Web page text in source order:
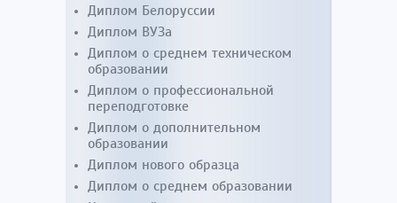
Диплом Белоруссии
Диплом ВУЗа
Диплом о среднем техническом
образовании
Диплом о профессиональной
переподготовке
Диплом о дополнительном
образовании
Диплом нового образца
Диплом о среднем образовании